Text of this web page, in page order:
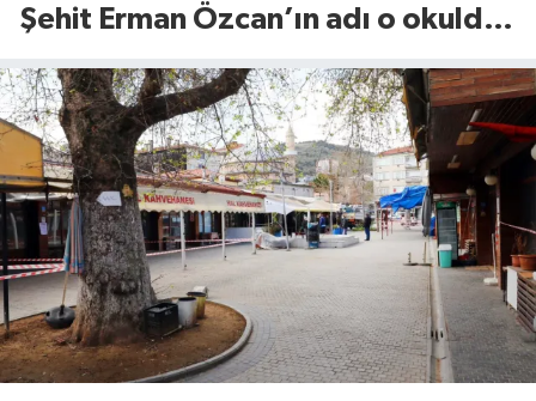
Şehit Erman Özcan’ın adı o okulda